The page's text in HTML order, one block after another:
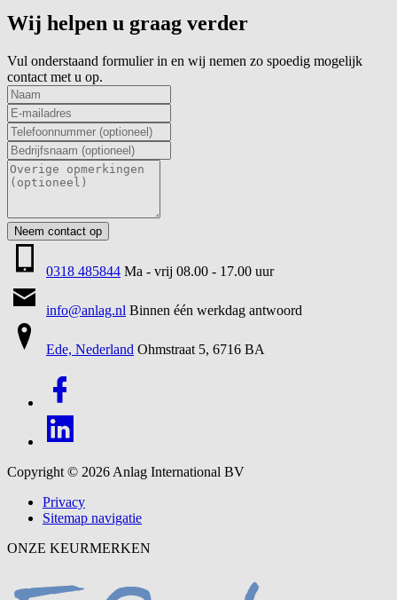
Wij helpen u graag verder
Vul onderstaand formulier in en wij nemen zo spoedig mogelijk
contact met u op.
Neem contact op
0318 485844 Ma - vrij 08.00 - 17.00 uur
info@anlag.nl Binnen één werkdag antwoord
Ede, Nederland Ohmstraat 5, 6716 BA
Copyright © 2026 Anlag International BV
Privacy
Sitemap navigatie
ONZE KEURMERKEN